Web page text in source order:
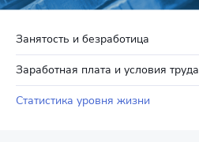
Занятость и безработица
Заработная плата и условия труда
Статистика уровня жизни